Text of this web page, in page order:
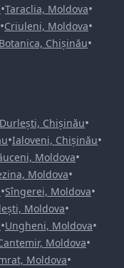
•Taraclia, Moldova•
•Criuleni, Moldova•
Botanica, Chișinău•
Durlești, Chișinău•
•Ialoveni, Chișinău•
Moldova•
Moldova•
•Sîngerei, Moldova•
Moldova•
•Ungheni, Moldova•
Moldova•
Moldova•